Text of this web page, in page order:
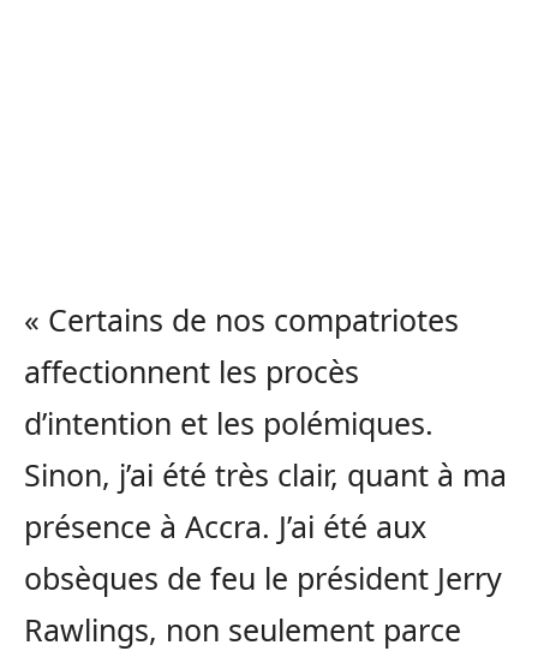
« Certains de nos compatriotes
affectionnent les procès
d’intention et les polémiques.
Sinon, j’ai été très clair, quant à ma
présence à Accra. J’ai été aux
obsèques de feu le président Jerry
Rawlings, non seulement parce